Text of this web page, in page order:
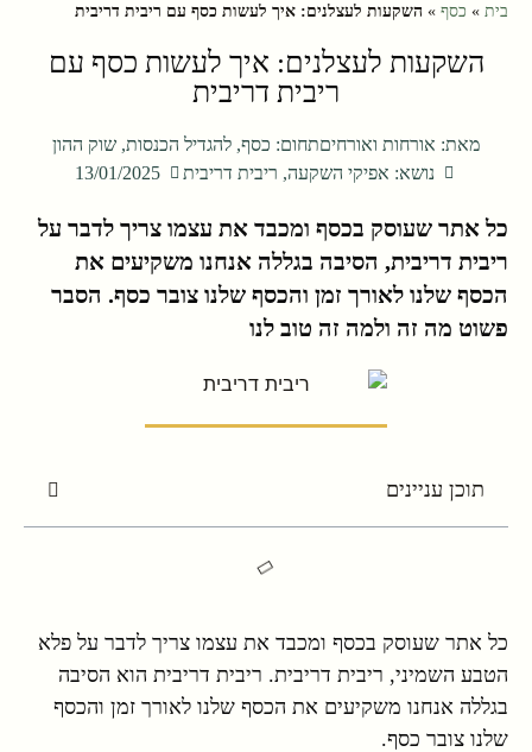
בית » כסף » השקעות לעצלנים: איך לעשות כסף עם ריבית דריבית
השקעות לעצלנים: איך לעשות כסף עם
ריבית דריבית
מאת: אורחות ואורחיםתחום: כסף, להגדיל הכנסות, שוק ההון
נושא: אפיקי השקעה, ריבית דריבית 13/01/2025
כל אתר שעוסק בכסף ומכבד את עצמו צריך לדבר על
ריבית דריבית, הסיבה בגללה אנחנו משקיעים את
הכסף שלנו לאורך זמן והכסף שלנו צובר כסף. הסבר
פשוט מה זה ולמה זה טוב לנו
תוכן עניינים
כל אתר שעוסק בכסף ומכבד את עצמו צריך לדבר על פלא
הטבע השמיני, ריבית דריבית. ריבית דריבית הוא הסיבה
בגללה אנחנו משקיעים את הכסף שלנו לאורך זמן והכסף
שלנו צובר כסף.